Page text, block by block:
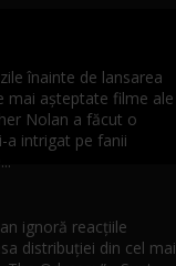
înainte de lansarea
mai așteptate filme ale
Nolan a făcut o
a intrigat pe fanii
ignoră reacțiile
distribuției din cel mai